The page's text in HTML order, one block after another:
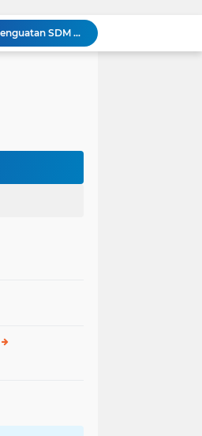
‎Wakil Bupati Audiensi dengan Wamenaker RI, Dorong Penguatan SDM dan Perlindungan Pekerja di Tanjung Jabung Barat ‎ ‎
HUT RI ke 81 dan Hari Jadi Kab, Tanjung Jabung Barat ke-62 Bupati Anwar Sadat Resmi Buka Lomba Mancing.
DIDUGA Tak Sesuai Spesifikasi, Proyek Rabat Beton Dana Desa Rp119,6 Juta di Sahkuda Bayu Disorot, Warga Minta Inspektorat Turun Periksa